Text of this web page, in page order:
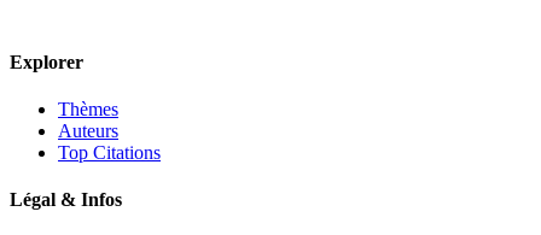
Explorer
Thèmes
Auteurs
Top Citations
Légal & Infos